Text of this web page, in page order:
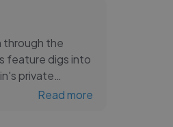
through the
feature digs into
private
most
Read more